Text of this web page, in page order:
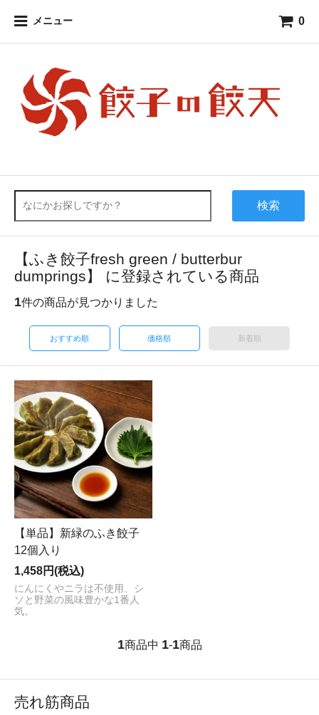
メニュー 0
検索
【ふき餃子fresh green / butterbur
dumprings】 に登録されている商品
1件の商品が見つかりました
おすすめ順 価格順 新着順
【単品】新緑のふき餃子
12個入り
1,458円(税込)
にんにくやニラは不使用、シ
ソと野菜の風味豊かな1番人
気。
1商品中 1-1商品
売れ筋商品